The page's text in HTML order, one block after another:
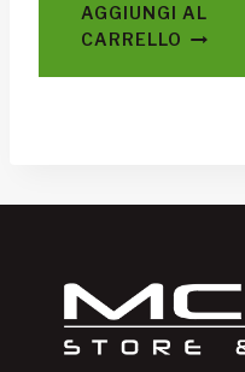
AGGIUNGI AL
CARRELLO